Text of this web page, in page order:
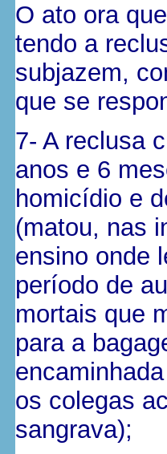
O ato ora
tendo a
subjazem,
que se
7- A reclusa
anos e 6
homicídio e
(matou, nas
ensino onde
período de
mortais que
para a
os colegas
sangrava);